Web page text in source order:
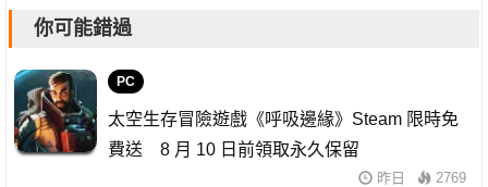
你可能錯過
PC
太空生存冒險遊戲《呼吸邊緣》Steam 限時免
費送 8 月 10 日前領取永久保留
昨日 2769